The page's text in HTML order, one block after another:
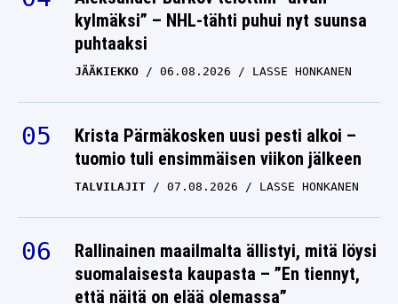
kylmäksi” – NHL-tähti puhui nyt suunsa
puhtaaksi
JÄÄKIEKKO 06.08.2026 LASSE HONKANEN
Krista Pärmäkosken uusi pesti alkoi –
tuomio tuli ensimmäisen viikon jälkeen
TALVILAJIT 07.08.2026 LASSE HONKANEN
Rallinainen maailmalta ällistyi, mitä löysi
suomalaisesta kaupasta – ”En tiennyt,
että näitä on elää olemassa”